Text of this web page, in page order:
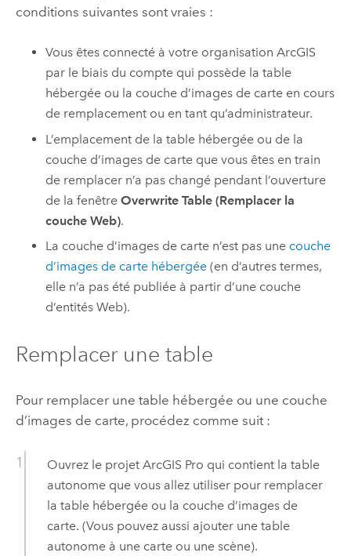
conditions suivantes sont vraies :
Vous êtes connecté à votre organisation ArcGIS
par le biais du compte qui possède la table
hébergée ou la couche d’images de carte en cours
de remplacement ou en tant qu’administrateur.
L’emplacement de la table hébergée ou de la
couche d’images de carte que vous êtes en train
de remplacer n’a pas changé pendant l’ouverture
de la fenêtreOverwrite Table (Remplacer la
couche Web).
La couche d’images de carte n’est pas une couche
d’images de carte hébergée (en d’autres termes,
elle n’a pas été publiée à partir d’une couche
d’entités Web).
Remplacer une table
Pour remplacer une table hébergée ou une couche
d’images de carte, procédez comme suit :
Ouvrez le projet ArcGIS Pro qui contient la table
autonome que vous allez utiliser pour remplacer
la table hébergée ou la couche d’images de
carte. (Vous pouvez aussi ajouter une table
autonome à une carte ou une scène).